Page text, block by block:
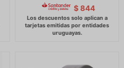
$ 844